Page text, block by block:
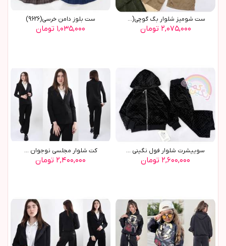
ست شومیز شلوار بگ گوچی(9770)
۲,۰۷۵,۰۰۰ تومان
ست بلوز دامن خرسي(9626)
۱,۰۳۵,۰۰۰ تومان
سوييشرت شلوار فول نگيني ...
۲,۶۰۰,۰۰۰ تومان
کت شلوار مجلسي نوجوان ...
۲,۴۰۰,۰۰۰ تومان